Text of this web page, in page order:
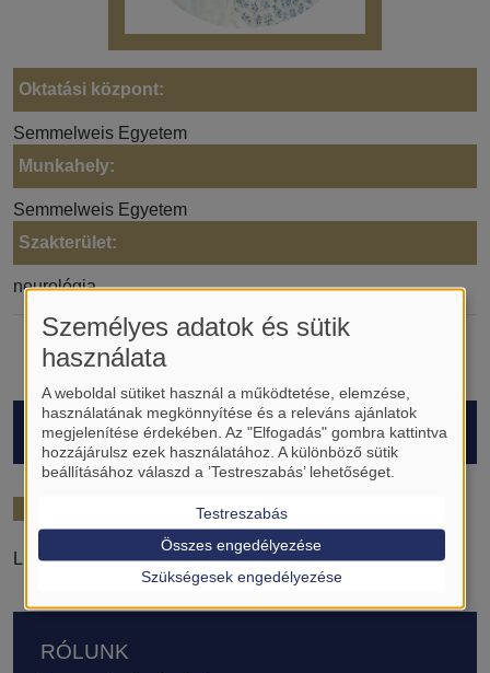
Oktatási központ:
Semmelweis Egyetem
Munkahely:
Semmelweis Egyetem
Szakterület:
neurológia
HALLGATÓK
Lucatz Amit
Lábléc
RÓLUNK
Személyes adatok és sütik
használata
A weboldal sütiket használ a működtetése, elemzése,
használatának megkönnyítése és a releváns ajánlatok
megjelenítése érdekében. Az "Elfogadás" gombra kattintva
hozzájárulsz ezek használatához. A különböző sütik
beállításához válaszd a ’Testreszabás’ lehetőséget.
Testreszabás
Szükségesek engedélyezése
Összes engedélyezése